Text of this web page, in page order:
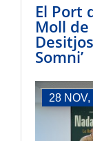
El Port
Moll de
Somni’
28